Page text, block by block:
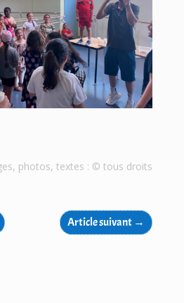
photos, textes : © tous droits
Article suivant →